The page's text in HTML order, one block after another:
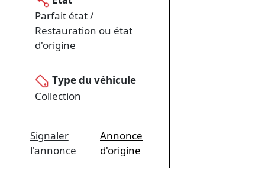
Parfait état /
Restauration ou état
d'origine
Type du véhicule
Collection
Signaler
l'annonce
Annonce
d'origine